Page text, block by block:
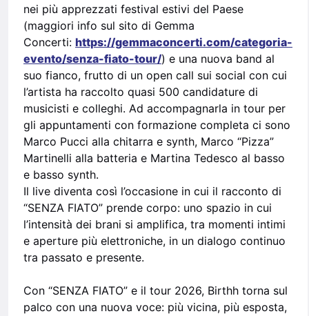
nei più apprezzati festival estivi del Paese
(maggiori info sul sito di Gemma
Concerti: https://gemmaconcerti.com/categoria-
evento/senza-fiato-tour/) e una nuova band al
suo fianco, frutto di un open call sui social con cui
l’artista ha raccolto quasi 500 candidature di
musicisti e colleghi. Ad accompagnarla in tour per
gli appuntamenti con formazione completa ci sono
Marco Pucci alla chitarra e synth, Marco “Pizza”
Martinelli alla batteria e Martina Tedesco al basso
e basso synth.
Il live diventa così l’occasione in cui il racconto di
“SENZA FIATO” prende corpo: uno spazio in cui
l’intensità dei brani si amplifica, tra momenti intimi
e aperture più elettroniche, in un dialogo continuo
tra passato e presente.
Con “SENZA FIATO” e il tour 2026, Birthh torna sul
palco con una nuova voce: più vicina, più esposta,